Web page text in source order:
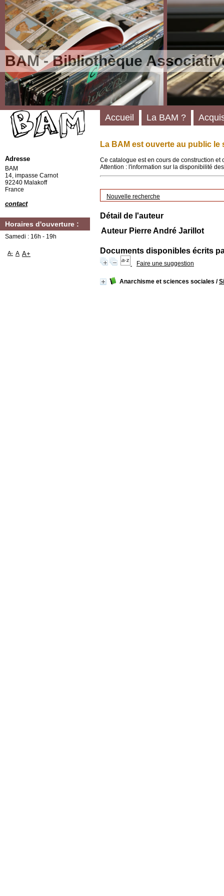
BAM - Bibliothèque
La BAM est ouverte au public le
Ce catalogue est en cours de construction
Attention : l'information sur la disponibilité
Nouvelle recherche
Détail de l'auteur
Auteur Pierre André Jarillot
Documents disponibles écrits
Faire une suggestion
Anarchisme et sciences sociales /
Accueil La BAM ?
Adresse
BAM
14, impasse Carnot
92240 Malakoff
France
contact
Horaires d'ouverture :
Samedi : 16h - 19h
A- A A+